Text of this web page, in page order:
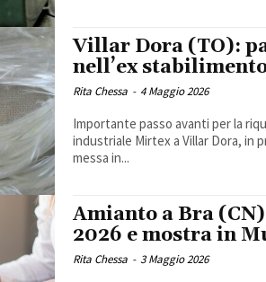
Villar Dora (TO):
nell’ex
Rita Chessa - 4 Maggio 2026
Importante passo avanti per la
industriale Mirtex a Villar Dora, in
messa in...
Amianto a Bra
2026 e mostra in
Rita Chessa - 3 Maggio 2026